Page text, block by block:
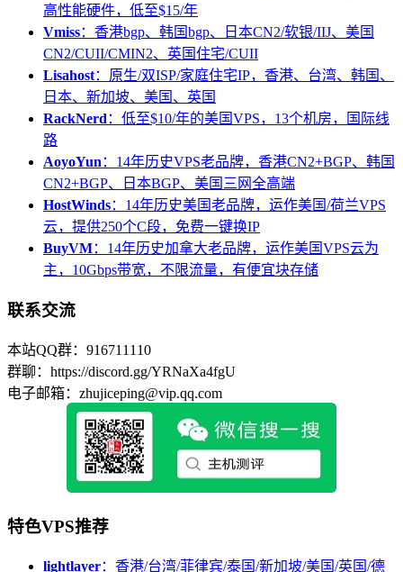
高性能硬件，低至$15/年
Vmiss：香港bgp、韩国bgp、日本CN2/软银/IIJ、美国
CN2/CUII/CMIN2、英国住宅/CUII
Lisahost：原生/双ISP/家庭住宅IP，香港、台湾、韩国、
日本、新加坡、美国、英国
RackNerd ：低至$10/年的美国VPS，13个机房，国际线
路
AoyoYun ：14年历史VPS老品牌，香港CN2+BGP、韩国
CN2+BGP、日本BGP、美国三网全高端
HostWinds：14年历史美国老品牌，运作美国/荷兰VPS
云，提供250个C段，免费一键换IP
BuyVM：14年历史加拿大老品牌，运作美国VPS云为
主，10Gbps带宽，不限流量，有便宜块存储
联系交流
本站QQ群：916711110
群聊：https://discord.gg/YRNaXa4fgU
电子邮箱：zhujiceping@vip.qq.com
特色VPS推荐
lightlayer：香港/台湾/菲律宾/泰国/新加坡/美国/英国/德